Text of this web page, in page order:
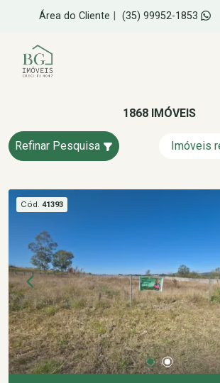
Área do Cliente (35) 99952-1853
1868 IMÓVEIS
Refinar Pesquisa
Cód. 41393